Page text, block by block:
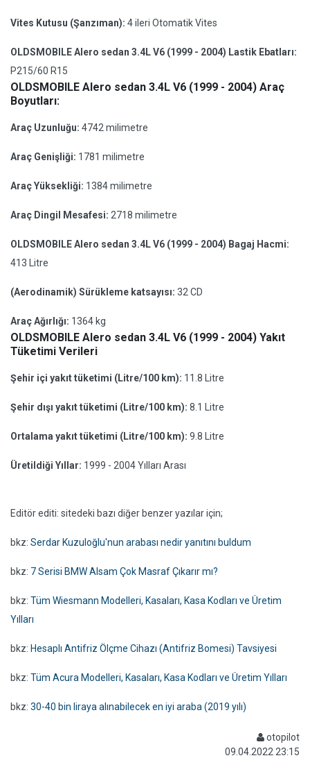
Vites Kutusu (Şanzıman): 4 ileri Otomatik Vites
OLDSMOBILE Alero sedan 3.4L V6 (1999 - 2004) Lastik Ebatları:
P215/60 R15
OLDSMOBILE Alero sedan 3.4L V6 (1999 - 2004) Araç
Boyutları:
Araç Uzunluğu: 4742 milimetre
Araç Genişliği: 1781 milimetre
Araç Yüksekliği: 1384 milimetre
Araç Dingil Mesafesi: 2718 milimetre
OLDSMOBILE Alero sedan 3.4L V6 (1999 - 2004) Bagaj Hacmi:
413 Litre
(Aerodinamik) Sürükleme katsayısı: 32 CD
Araç Ağırlığı: 1364 kg
OLDSMOBILE Alero sedan 3.4L V6 (1999 - 2004) Yakıt
Tüketimi Verileri
Şehir içi yakıt tüketimi (Litre/100 km): 11.8 Litre
Şehir dışı yakıt tüketimi (Litre/100 km): 8.1 Litre
Ortalama yakıt tüketimi (Litre/100 km): 9.8 Litre
Üretildiği Yıllar: 1999 - 2004 Yılları Arası
Editör editi: sitedeki bazı diğer benzer yazılar için;
bkz: Serdar Kuzuloğlu'nun arabası nedir yanıtını buldum
bkz: 7 Serisi BMW Alsam Çok Masraf Çıkarır mı?
bkz: Tüm Wiesmann Modelleri, Kasaları, Kasa Kodları ve Üretim
Yılları
bkz: Hesaplı Antifriz Ölçme Cihazı (Antifriz Bomesi) Tavsiyesi
bkz: Tüm Acura Modelleri, Kasaları, Kasa Kodları ve Üretim Yılları
bkz: 30-40 bin liraya alınabilecek en iyi araba (2019 yılı)
otopilot
09.04.2022 23:15